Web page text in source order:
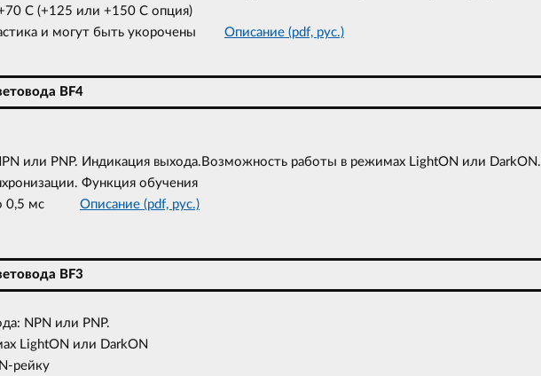
C (+125 или +150 C опция)
и могут быть укорочены Описание (pdf, рус.)
BF4
или PNP. Индикация выхода.Возможность работы в режимах LightON или DarkON.
Функция обучения
до 0,5 мс Описание (pdf, рус.)
BF3
NPN или PNP.
LightON или DarkON
рейку